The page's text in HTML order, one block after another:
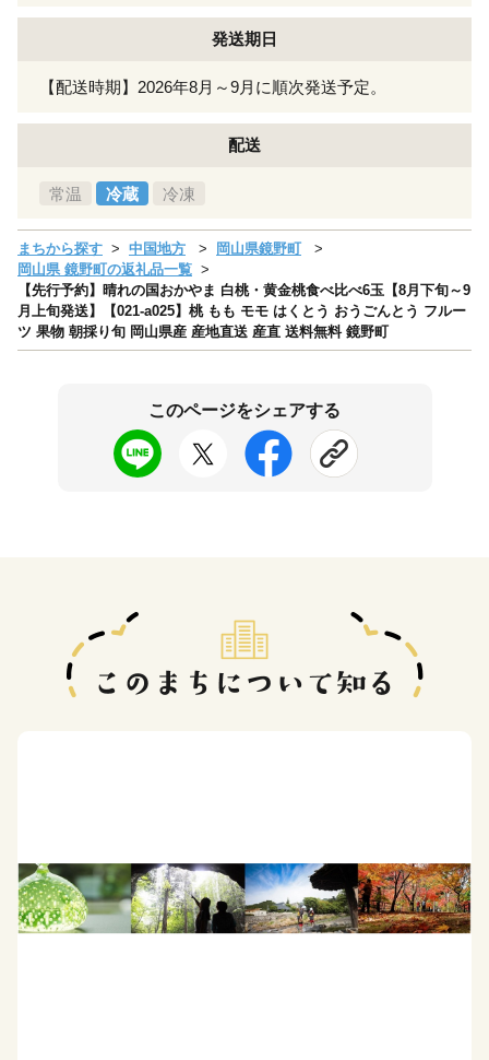
発送期日
【配送時期】2026年8月～9月に順次発送予定。
配送
常温 冷蔵 冷凍
まちから探す 中国地方
岡山県鏡野町
岡山県 鏡野町の返礼品一覧
【先行予約】晴れの国おかやま 白桃・黄金桃食べ比べ6玉【8月下旬～9
月上旬発送】【021-a025】桃 もも モモ はくとう おうごんとう フルー
ツ 果物 朝採り旬 岡山県産 産地直送 産直 送料無料 鏡野町
このページをシェアする